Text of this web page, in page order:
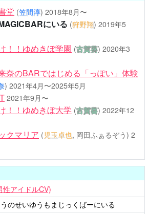
堂 (笠間淳) 2018年8月〜
にいる (狩野翔) 2019年5
！！ゆめきぼ学園 (古賀葵) 2020年3
奈のBARではじめる「っぽい」体験
) 2021年4月〜2025年5月
2021年9月〜
！！ゆめきぼ大学 (古賀葵) 2022年12
クマリア (児玉卓也, 岡田ふぁるぞう) 2
性アイドルCV)
のせいゆうもまじっくばーにいる